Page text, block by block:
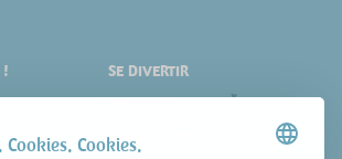
Cookies. Cookies.
!
SE DIVERTIR
ÉVÉNEMENTS